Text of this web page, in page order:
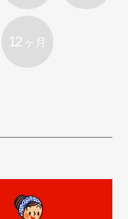
12 ヶ月